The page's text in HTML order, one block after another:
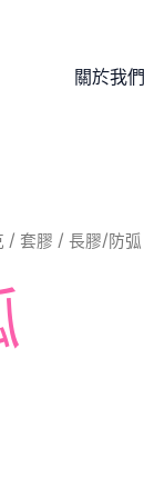
關於我們
/ 套膠 / 長膠/防弧